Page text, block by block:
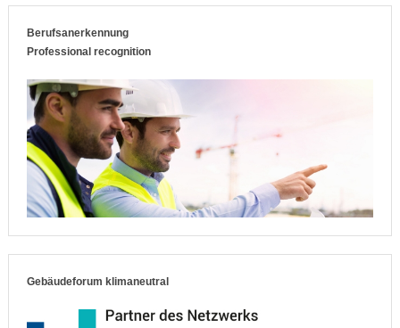
Berufsanerkennung
Professional recognition
Gebäudeforum klimaneutral